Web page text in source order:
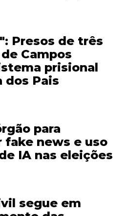
Presos de três
Campos
prisional
dos Pais
para
fake news e uso
IA nas eleições
segue em